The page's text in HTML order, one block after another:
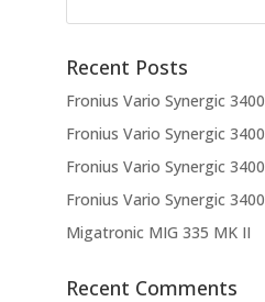
Recent Posts
Fronius Vario Synergic 3400
Fronius Vario Synergic 3400
Fronius Vario Synergic 3400
Fronius Vario Synergic 3400
Migatronic MIG 335 MK II
Recent Comments